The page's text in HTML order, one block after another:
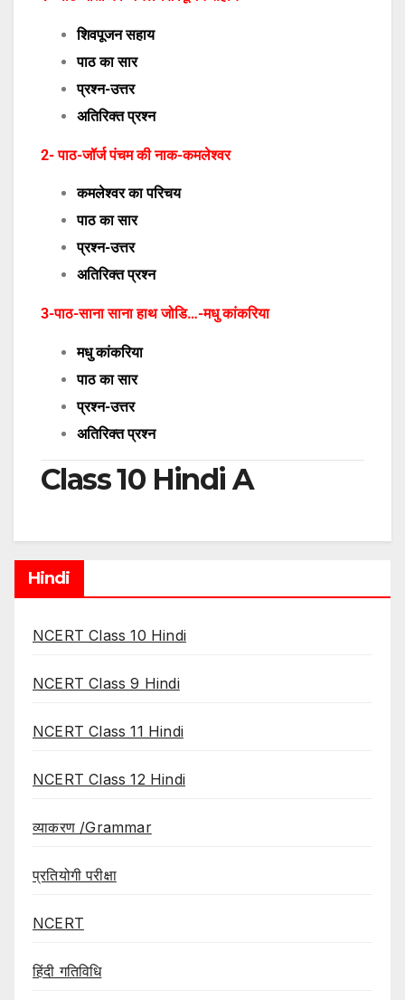
शिवपूजन सहाय
पाठ का सार
प्रश्न-उत्तर
अतिरिक्त प्रश्न
2- पाठ-जॉर्ज पंचम की नाक-कमलेश्वर
कमलेश्वर का परिचय
पाठ का सार
प्रश्न-उत्तर
अतिरिक्त प्रश्न
3-पाठ-साना साना हाथ जोडि…-मधु कांकरिया
मधु कांकरिया
पाठ का सार
प्रश्न-उत्तर
अतिरिक्त प्रश्न
Class 10 Hindi A
Hindi
NCERT Class 10 Hindi
NCERT Class 9 Hindi
NCERT Class 11 Hindi
NCERT Class 12 Hindi
व्याकरण /Grammar
प्रतियोगी परीक्षा
NCERT
हिंदी गतिविधि